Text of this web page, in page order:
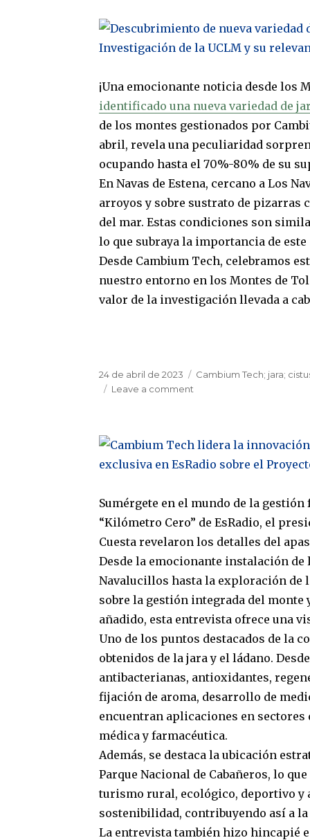
de
jara
Essentials,
ahora
disponible
en
Amazon
¡Una emocionante noticia desde los
identificado una nueva variedad de
de los montes gestionados por
abril, revela una peculiaridad
ocupando hasta el 70%-80% de su
En Navas de Estena, cercano a Los
arroyos y sobre sustrato de pizarras
del mar. Estas condiciones son
lo que subraya la importancia de
Desde Cambium Tech, celebramos
nuestro entorno en los Montes de
valor de la investigación llevada a
Posted
on
24 de abril de 2023 Tags
Cambium Tech; jara;
Leave a comment
variedad
de
Los
Montes
Toledo:
Investigación
de
UCLM
y
su
para
Cambium
Tech
Sumérgete en el mundo de la
“Kilómetro Cero” de EsRadio, el
Cuesta revelaron los detalles del
Desde la emocionante instalación
Navalucillos hasta la exploración de
sobre la gestión integrada del
añadido, esta entrevista ofrece una
Uno de los puntos destacados de la
obtenidos de la jara y el ládano.
antibacterianas, antioxidantes,
fijación de aroma, desarrollo de
encuentran aplicaciones en
médica y farmacéutica.
Además, se destaca la ubicación
Parque Nacional de Cabañeros, lo
turismo rural, ecológico, deportivo y
sostenibilidad, contribuyendo así a
La entrevista también hizo hincapié